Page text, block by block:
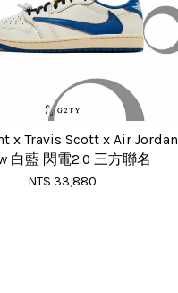
x Travis Scott x Air Jordan
白藍 閃電2.0 三方聯名
NT$ 33,880